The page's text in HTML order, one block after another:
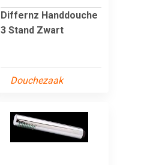
Differnz Handdouche
3 Stand Zwart
Douchezaak